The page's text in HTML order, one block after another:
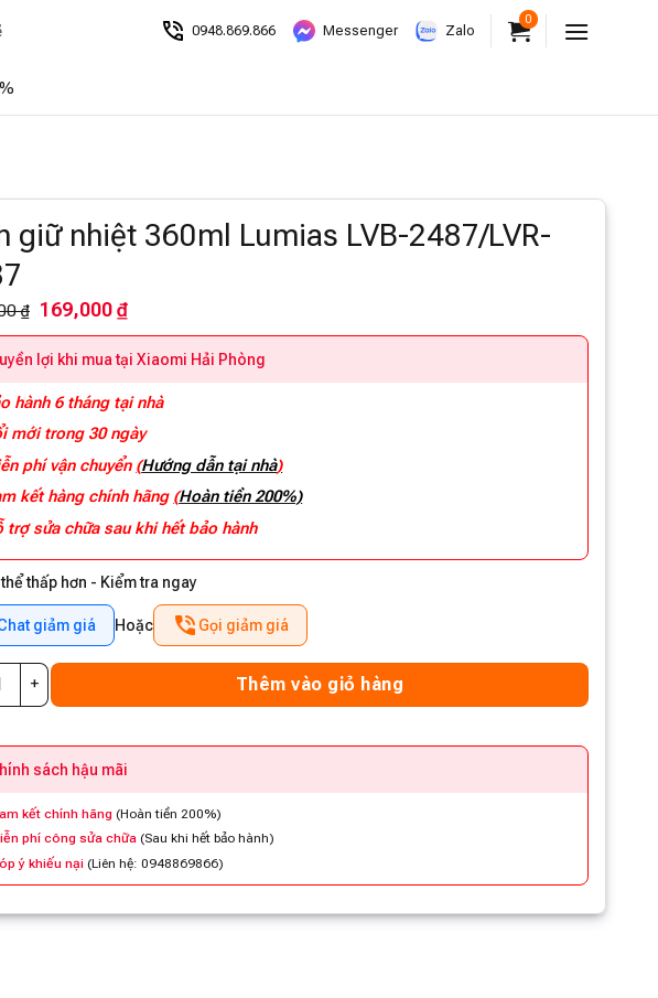
0948.869.866 Messenger Zalo
0
giữ nhiệt 360ml Lumias LVB-2487/LVR-
₫ 169,000 ₫
lợi khi mua tại Xiaomi Hải Phòng
hành 6 tháng tại nhà
mới trong 30 ngày
phí vận chuyển (Hướng dẫn tại nhà)
kết hàng chính hãng (Hoàn tiền 200%)
trợ sửa chữa sau khi hết bảo hành
thấp hơn - Kiểm tra ngay
giảm giá Hoặc Gọi giảm giá
Thêm vào giỏ hàng
sách hậu mãi
kết chính hãng (Hoàn tiền 200%)
phí công sửa chữa (Sau khi hết bảo hành)
ý khiếu nại (Liên hệ: 0948869866)